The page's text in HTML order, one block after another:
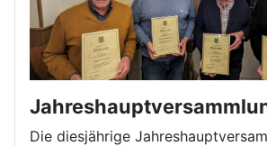
Die diesjährige